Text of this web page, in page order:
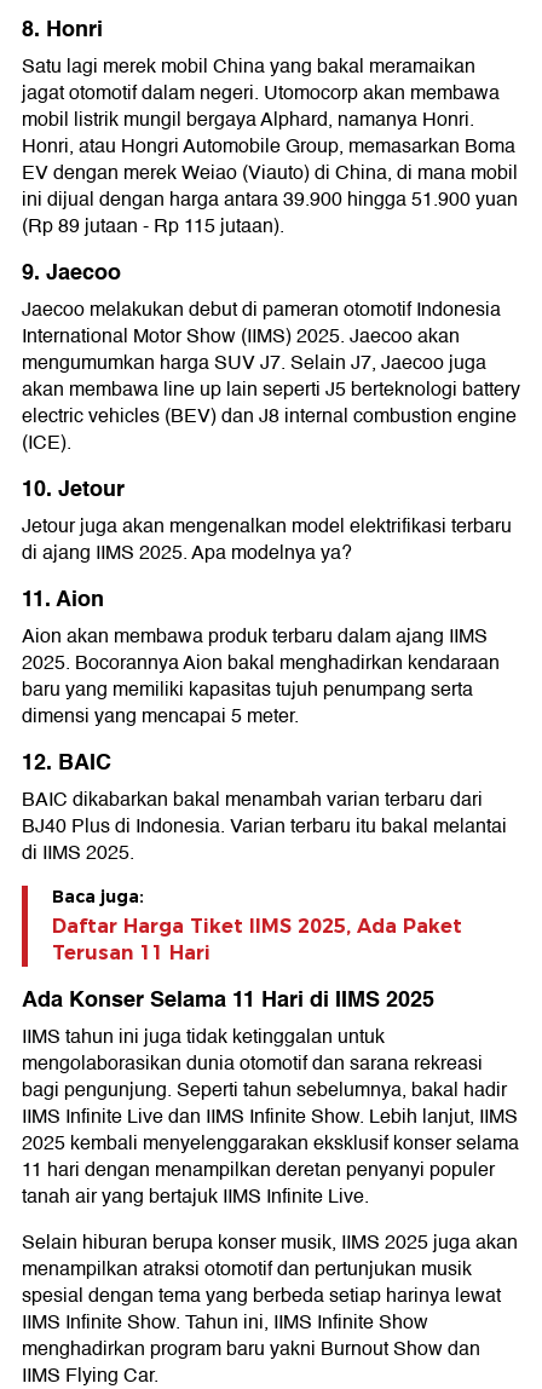
8. Honri
Satu lagi merek mobil China yang bakal meramaikan
jagat otomotif dalam negeri. Utomocorp akan membawa
mobil listrik mungil bergaya Alphard, namanya Honri.
Honri, atau Hongri Automobile Group, memasarkan Boma
EV dengan merek Weiao (Viauto) di China, di mana mobil
ini dijual dengan harga antara 39.900 hingga 51.900 yuan
(Rp 89 jutaan - Rp 115 jutaan).
9. Jaecoo
Jaecoo melakukan debut di pameran otomotif Indonesia
International Motor Show (IIMS) 2025. Jaecoo akan
mengumumkan harga SUV J7. Selain J7, Jaecoo juga
akan membawa line up lain seperti J5 berteknologi battery
electric vehicles (BEV) dan J8 internal combustion engine
(ICE).
10. Jetour
Jetour juga akan mengenalkan model elektrifikasi terbaru
di ajang IIMS 2025. Apa modelnya ya?
11. Aion
Aion akan membawa produk terbaru dalam ajang IIMS
2025. Bocorannya Aion bakal menghadirkan kendaraan
baru yang memiliki kapasitas tujuh penumpang serta
dimensi yang mencapai 5 meter.
12. BAIC
BAIC dikabarkan bakal menambah varian terbaru dari
BJ40 Plus di Indonesia. Varian terbaru itu bakal melantai
di IIMS 2025.
Baca juga:
Daftar Harga Tiket IIMS 2025, Ada Paket
Terusan 11 Hari
Ada Konser Selama 11 Hari di IIMS 2025
IIMS tahun ini juga tidak ketinggalan untuk
mengolaborasikan dunia otomotif dan sarana rekreasi
bagi pengunjung. Seperti tahun sebelumnya, bakal hadir
IIMS Infinite Live dan IIMS Infinite Show. Lebih lanjut, IIMS
2025 kembali menyelenggarakan eksklusif konser selama
11 hari dengan menampilkan deretan penyanyi populer
tanah air yang bertajuk IIMS Infinite Live.
Selain hiburan berupa konser musik, IIMS 2025 juga akan
menampilkan atraksi otomotif dan pertunjukan musik
spesial dengan tema yang berbeda setiap harinya lewat
IIMS Infinite Show. Tahun ini, IIMS Infinite Show
menghadirkan program baru yakni Burnout Show dan
IIMS Flying Car.